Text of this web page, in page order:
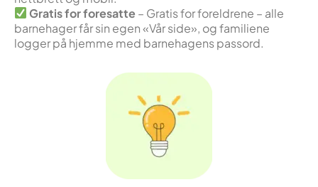
Gratis for foresatte – Gratis for foreldrene – alle
barnehager får sin egen «Vår side», og familiene
logger på hjemme med barnehagens passord.